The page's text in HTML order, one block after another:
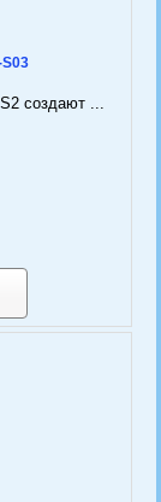
создают ...